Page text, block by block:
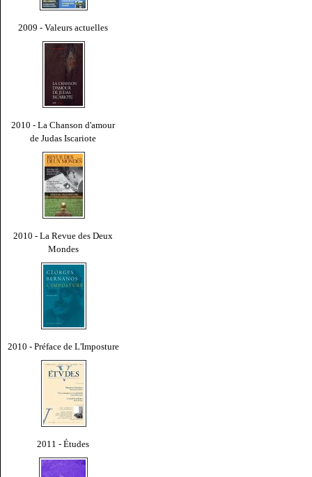
2009 - Valeurs actuelles
2010 - La Chanson d'amour
de Judas Iscariote
2010 - La Revue des Deux
Mondes
2010 - Préface de L'Imposture
2011 - Études